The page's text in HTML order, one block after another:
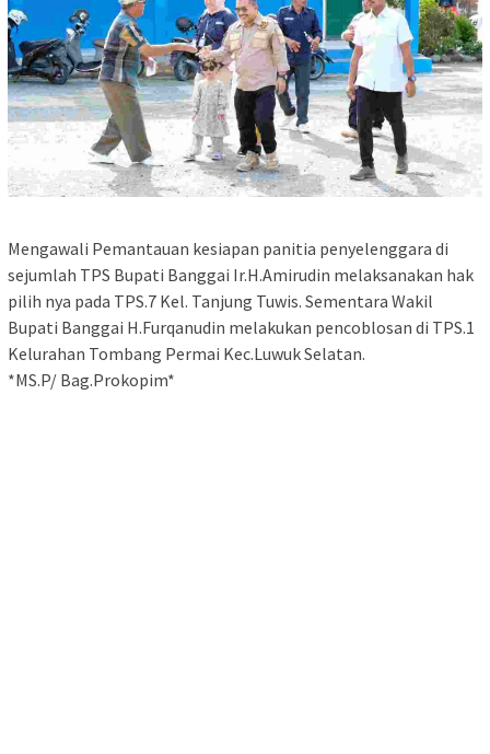
Mengawali Pemantauan kesiapan panitia penyelenggara di
sejumlah TPS Bupati Banggai Ir.H.Amirudin melaksanakan hak
pilih nya pada TPS.7 Kel. Tanjung Tuwis. Sementara Wakil
Bupati Banggai H.Furqanudin melakukan pencoblosan di TPS.1
Kelurahan Tombang Permai Kec.Luwuk Selatan.
*MS.P/ Bag.Prokopim*